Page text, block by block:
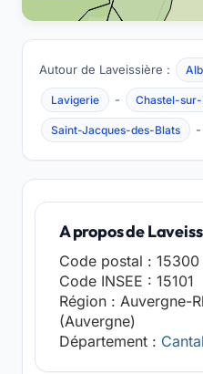
Autour de Laveissière :
Lavigerie - Chastel-
Saint-Jacques-des-Blats -
A propos de
Code postal : 15300
Code INSEE : 15101
Région : Auvergne-
(Auvergne)
Département : Cantal